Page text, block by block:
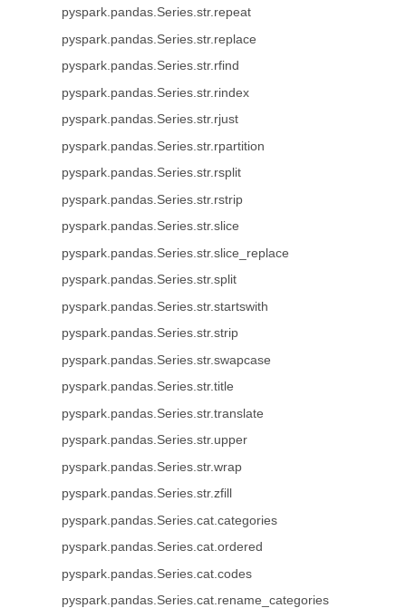
pyspark.pandas.Series.str.repeat
pyspark.pandas.Series.str.replace
pyspark.pandas.Series.str.rfind
pyspark.pandas.Series.str.rindex
pyspark.pandas.Series.str.rjust
pyspark.pandas.Series.str.rpartition
pyspark.pandas.Series.str.rsplit
pyspark.pandas.Series.str.rstrip
pyspark.pandas.Series.str.slice
pyspark.pandas.Series.str.slice_replace
pyspark.pandas.Series.str.split
pyspark.pandas.Series.str.startswith
pyspark.pandas.Series.str.strip
pyspark.pandas.Series.str.swapcase
pyspark.pandas.Series.str.title
pyspark.pandas.Series.str.translate
pyspark.pandas.Series.str.upper
pyspark.pandas.Series.str.wrap
pyspark.pandas.Series.str.zfill
pyspark.pandas.Series.cat.categories
pyspark.pandas.Series.cat.ordered
pyspark.pandas.Series.cat.codes
pyspark.pandas.Series.cat.rename_categories